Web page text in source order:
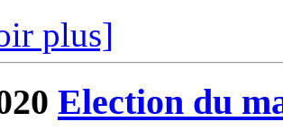
plus]
Election du